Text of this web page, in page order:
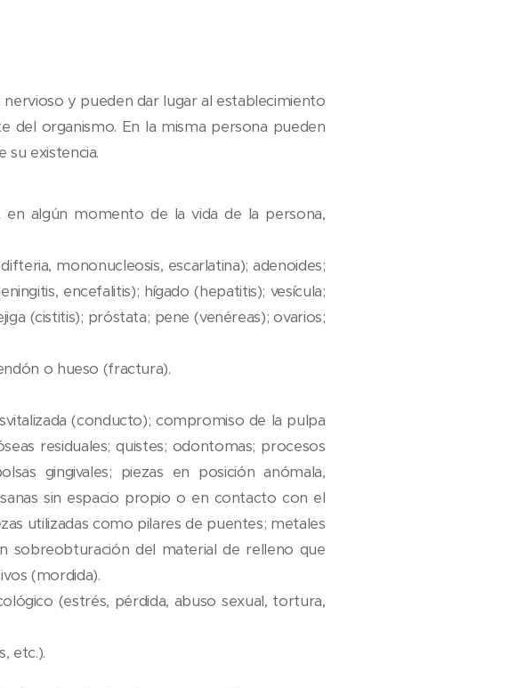
y pueden dar lugar al establecimiento
del organismo. En la misma persona pueden
su existencia.
algún momento de la vida de la persona,
mononucleosis, escarlatina); adenoides;
encefalitis); hígado (hepatitis); vesícula;
(cistitis); próstata; pene (venéreas); ovarios;
o hueso (fractura).
(conducto); compromiso de la pulpa
residuales; quistes; odontomas; procesos
gingivales; piezas en posición anómala,
sanas sin espacio propio o en contacto con el
utilizadas como pilares de puentes; metales
sobreobturación del material de relleno que
(mordida).
(estrés, pérdida, abuso sexual, tortura,
etc.).